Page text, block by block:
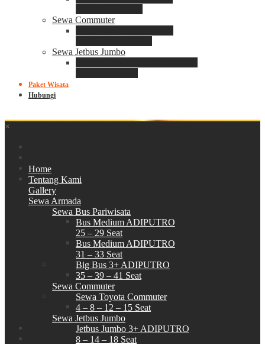
Sewa Commuter
Sewa Jetbus Jumbo
Paket Wisata
Hubungi
×
Home
Tentang Kami
Gallery
Sewa Armada
Sewa Bus Pariwisata
Bus Medium ADIPUTRO
25 – 29 Seat
Bus Medium ADIPUTRO
31 – 33 Seat
Big Bus 3+ ADIPUTRO
35 – 39 – 41 Seat
Sewa Commuter
Sewa Toyota Commuter
4 – 8 – 12 – 15 Seat
Sewa Jetbus Jumbo
Jetbus Jumbo 3+ ADIPUTRO
8 – 14 – 18 Seat